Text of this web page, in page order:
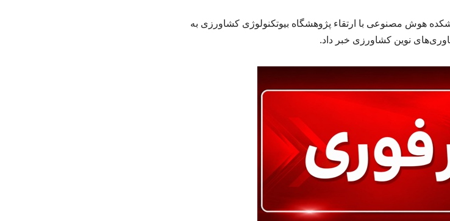
هوش مصنوعی با ارتقاء پژوهشگاه بیوتکنولوژی کشاورزی به
نوین کشاورزی خبر داد.